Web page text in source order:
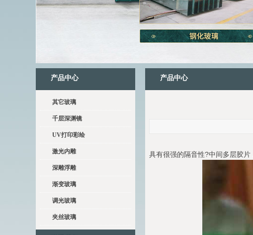
产品中心
其它玻璃
千层深渊镜
UV打印彩绘
激光内雕
深雕浮雕
渐变玻璃
调光玻璃
夹丝玻璃
产品中心
具有很强的隔音性?中间多层胶片